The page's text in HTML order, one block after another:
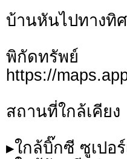
บ้านหันไปทางทิศ
พิกั
https://
สถานที่ใกล้เคียง
▸ใกล้บิ๊กซี ซูเปอ